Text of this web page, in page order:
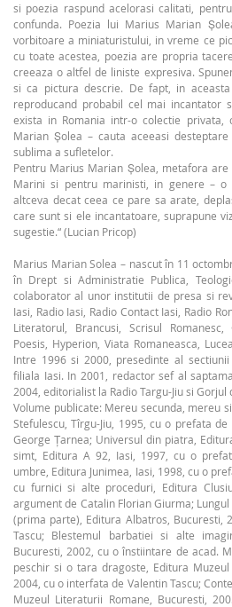
si poezia raspund acelorasi calitati,
confunda. Poezia lui Marius Marian
vorbitoare a miniaturistului, in vreme ce
cu toate acestea, poezia are propria
creeaza o altfel de liniste expresiva.
si ca pictura descrie. De fapt, in
reproducand probabil cel mai incantator
exista in Romania intr-o colectie privata,
Marian Șolea – cauta aceeasi
sublima a sufletelor.
Pentru Marius Marian Șolea, metafora
Marini si pentru marinisti, in genere – o
altceva decat ceea ce pare sa arate,
care sunt si ele incantatoare, suprapune
sugestie.“ (Lucian Pricop)
Marius Marian Solea – nascut în 11
în Drept si Administratie Publica,
colaborator al unor institutii de presa si
Iasi, Radio Iasi, Radio Contact Iasi, Radio
Literatorul, Brancusi, Scrisul Romanesc,
Poesis, Hyperion, Viata Romaneasca,
Intre 1996 si 2000, presedinte al
filiala Iasi. In 2001, redactor sef al
2004, editorialist la Radio Targu-Jiu si Gorjul
Volume publicate: Mereu secunda, mereu
Stefulescu, Tîrgu-Jiu, 1995, cu o prefata
George Ţarnea; Universul din piatra,
simt, Editura A 92, Iasi, 1997, cu o
umbre, Editura Junimea, Iasi, 1998, cu o
cu furnici si alte proceduri, Editura
argument de Catalin Florian Giurma;
(prima parte), Editura Albatros, Bucuresti,
Tascu; Blestemul barbatiei si alte
Bucuresti, 2002, cu o înstiintare de acad.
peschir si o tara dragoste, Editura Muzeul
2004, cu o interfata de Valentin Tascu;
Muzeul Literaturii Romane, Bucuresti,